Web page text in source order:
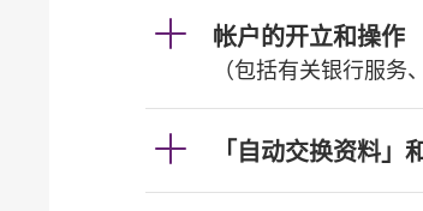
帐户的开立和操作
（包括有关银行服务
「自动交换资料」